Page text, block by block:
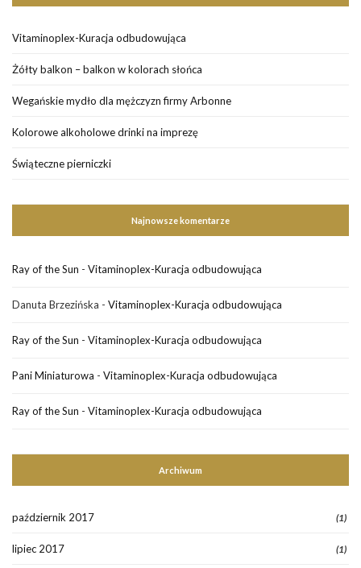
Vitaminoplex-Kuracja odbudowująca
Żółty balkon – balkon w kolorach słońca
Wegańskie mydło dla mężczyzn firmy Arbonne
Kolorowe alkoholowe drinki na imprezę
Świąteczne pierniczki
Najnowsze komentarze
Ray of the Sun - Vitaminoplex-Kuracja odbudowująca
Danuta Brzezińska - Vitaminoplex-Kuracja odbudowująca
Ray of the Sun - Vitaminoplex-Kuracja odbudowująca
Pani Miniaturowa - Vitaminoplex-Kuracja odbudowująca
Ray of the Sun - Vitaminoplex-Kuracja odbudowująca
Archiwum
październik 2017 (1)
lipiec 2017 (1)